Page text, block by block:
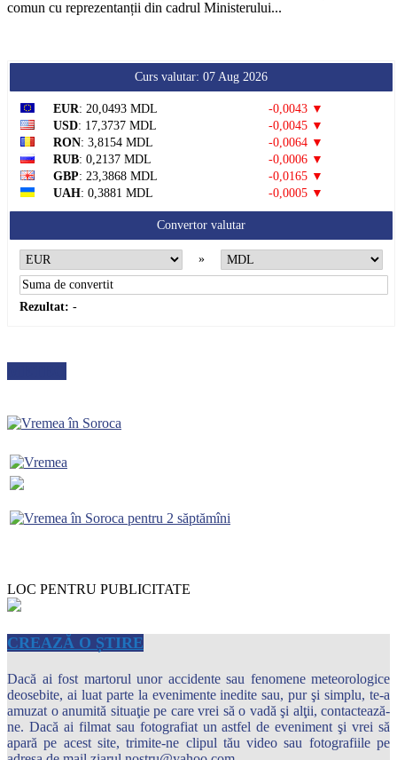
comun cu reprezentanții din cadrul Ministerului...
Curs valutar: 07 Aug 2026
EUR: 20,0493 MDL
-0,0043 ▼
USD: 17,3737 MDL
-0,0045 ▼
RON: 3,8154 MDL
-0,0064 ▼
RUB: 0,2137 MDL
-0,0006 ▼
GBP: 23,3868 MDL
-0,0165 ▼
UAH: 0,3881 MDL -0,0005 ▼
Convertor valutar
»
Rezultat: -
LOC PENTRU PUBLICITATE
CREAZĂ O ȘTIRE
Dacă ai fost martorul unor accidente sau fenomene meteorologice
deosebite, ai luat parte la evenimente inedite sau, pur şi simplu, te-a
amuzat o anumită situaţie pe care vrei să o vadă şi alţii, contactează-
ne. Dacă ai filmat sau fotografiat un astfel de eveniment şi vrei să
apară pe acest site, trimite-ne clipul tău video sau fotografiile pe